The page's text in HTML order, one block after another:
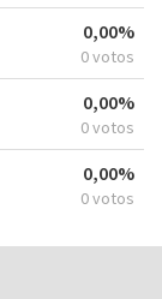
0,00%
0 votos
0,00%
0 votos
0,00%
0 votos